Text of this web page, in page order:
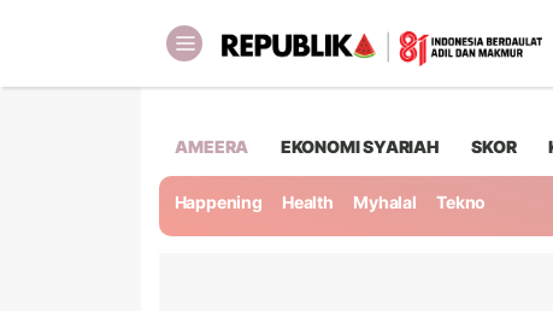
AMEERA EKONOMI SYARIAH SKOR
Happening Health Myhalal Tekno